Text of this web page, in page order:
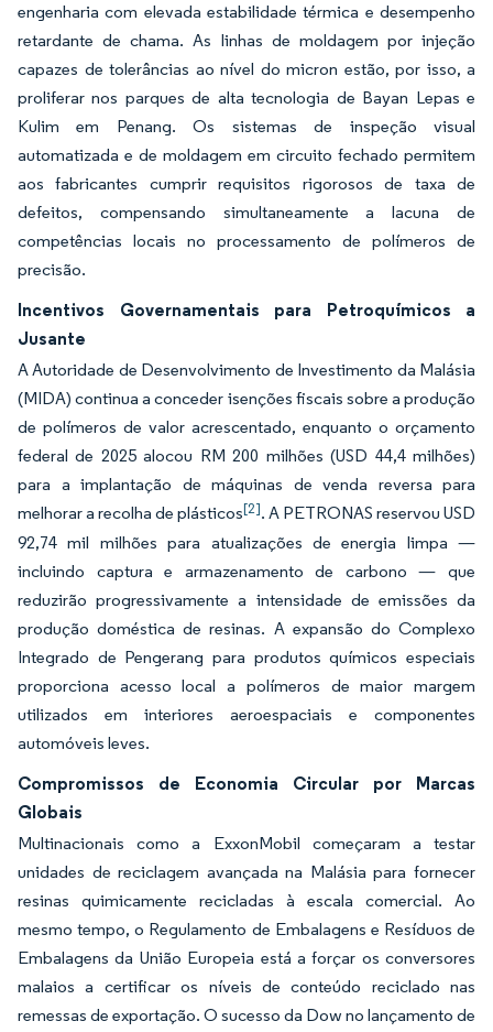
engenharia com elevada estabilidade térmica e desempenho
retardante de chama. As linhas de moldagem por injeção
capazes de tolerâncias ao nível do micron estão, por isso, a
proliferar nos parques de alta tecnologia de Bayan Lepas e
Kulim em Penang. Os sistemas de inspeção visual
automatizada e de moldagem em circuito fechado permitem
aos fabricantes cumprir requisitos rigorosos de taxa de
defeitos, compensando simultaneamente a lacuna de
competências locais no processamento de polímeros de
precisão.
Incentivos Governamentais para Petroquímicos a
Jusante
A Autoridade de Desenvolvimento de Investimento da Malásia
(MIDA) continua a conceder isenções fiscais sobre a produção
de polímeros de valor acrescentado, enquanto o orçamento
federal de 2025 alocou RM 200 milhões (USD 44,4 milhões)
para a implantação de máquinas de venda reversa para
melhorar a recolha de plásticos[2]. A PETRONAS reservou USD
92,74 mil milhões para atualizações de energia limpa —
incluindo captura e armazenamento de carbono — que
reduzirão progressivamente a intensidade de emissões da
produção doméstica de resinas. A expansão do Complexo
Integrado de Pengerang para produtos químicos especiais
proporciona acesso local a polímeros de maior margem
utilizados em interiores aeroespaciais e componentes
automóveis leves.
Compromissos de Economia Circular por Marcas
Globais
Multinacionais como a ExxonMobil começaram a testar
unidades de reciclagem avançada na Malásia para fornecer
resinas quimicamente recicladas à escala comercial. Ao
mesmo tempo, o Regulamento de Embalagens e Resíduos de
Embalagens da União Europeia está a forçar os conversores
malaios a certificar os níveis de conteúdo reciclado nas
remessas de exportação. O sucesso da Dow no lançamento de